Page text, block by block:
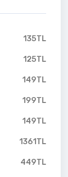
135TL
125TL
149TL
199TL
149TL
1361TL
449TL